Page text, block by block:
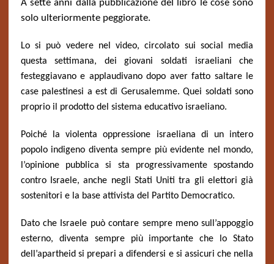
A sette anni dalla pubblicazione del libro le cose sono
solo ulteriormente peggiorate.
Lo si può vedere nel video, circolato sui social media
questa settimana, dei giovani soldati israeliani che
festeggiavano e applaudivano dopo aver fatto saltare le
case palestinesi a est di Gerusalemme. Quei soldati sono
proprio il prodotto del sistema educativo israeliano.
Poiché la violenta oppressione israeliana di un intero
popolo indigeno diventa sempre più evidente nel mondo,
l’opinione pubblica si sta progressivamente spostando
contro Israele, anche negli Stati Uniti tra gli elettori già
sostenitori e la base attivista del Partito Democratico.
Dato che Israele può contare sempre meno sull’appoggio
esterno, diventa sempre più importante che lo Stato
dell’apartheid si prepari a difendersi e si assicuri che nella